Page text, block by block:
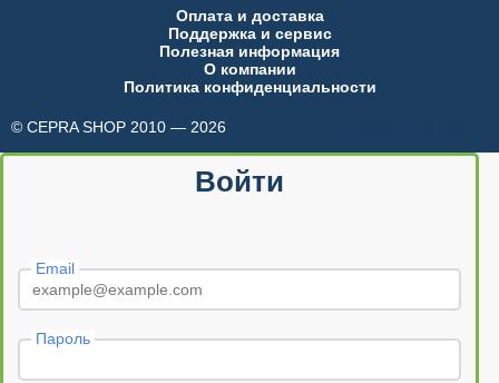
Оплата и доставка
Поддержка и сервис
Полезная информация
О компании
Политика конфиденциальности
© CEPRA SHOP 2010 — 2026
Войти
Email
Пароль